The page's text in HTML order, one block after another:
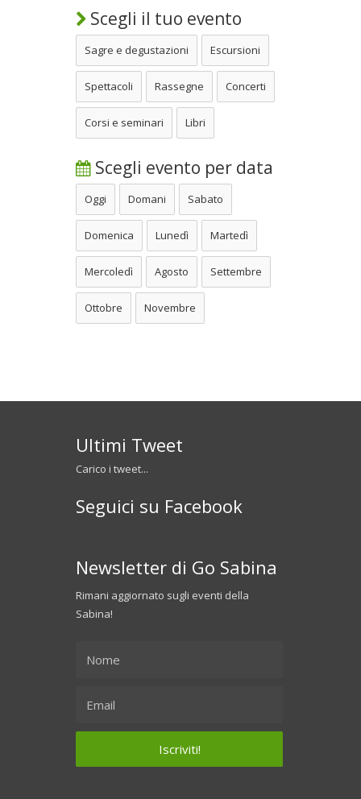
Scegli il tuo evento
Sagre e degustazioni Escursioni
Spettacoli Rassegne Concerti
Corsi e seminari Libri
Scegli evento per data
Oggi Domani Sabato
Domenica Lunedì Martedì
Mercoledì Agosto Settembre
Ottobre Novembre
Ultimi Tweet
Carico i tweet...
Seguici su Facebook
Newsletter di Go Sabina
Rimani aggiornato sugli eventi della
Sabina!